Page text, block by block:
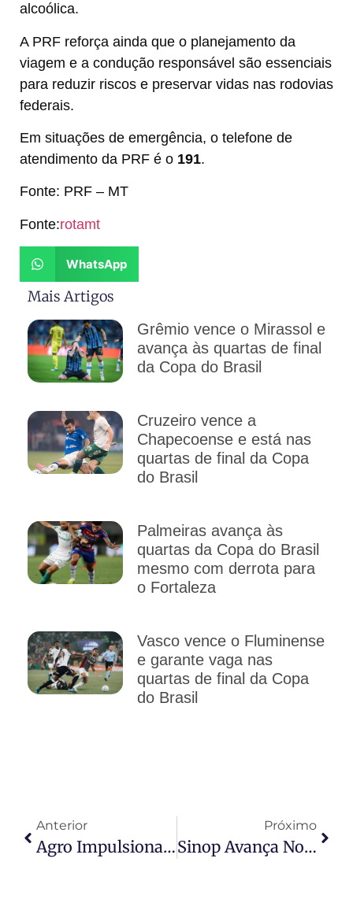
alcoólica.
A PRF reforça ainda que o planejamento da
viagem e a condução responsável são essenciais
para reduzir riscos e preservar vidas nas rodovias
federais.
Em situações de emergência, o telefone de
atendimento da PRF é o 191.
Fonte: PRF – MT
Fonte:rotamt
WhatsApp
Mais Artigos
Grêmio vence o Mirassol e
avança às quartas de final
da Copa do Brasil
Cruzeiro vence a
Chapecoense e está nas
quartas de final da Copa
do Brasil
Palmeiras avança às
quartas da Copa do Brasil
mesmo com derrota para
o Fortaleza
Vasco vence o Fluminense
e garante vaga nas
quartas de final da Copa
do Brasil
Anterior
Agro Impulsiona Comércio Exterior E Brasil Já Acumula Superávit De R$ 152 Bilhões Em 2026
Próximo
Sinop Avança No Fortalecimento Da Escuta Cidadã Com Integração Regional Das Ouvidorias